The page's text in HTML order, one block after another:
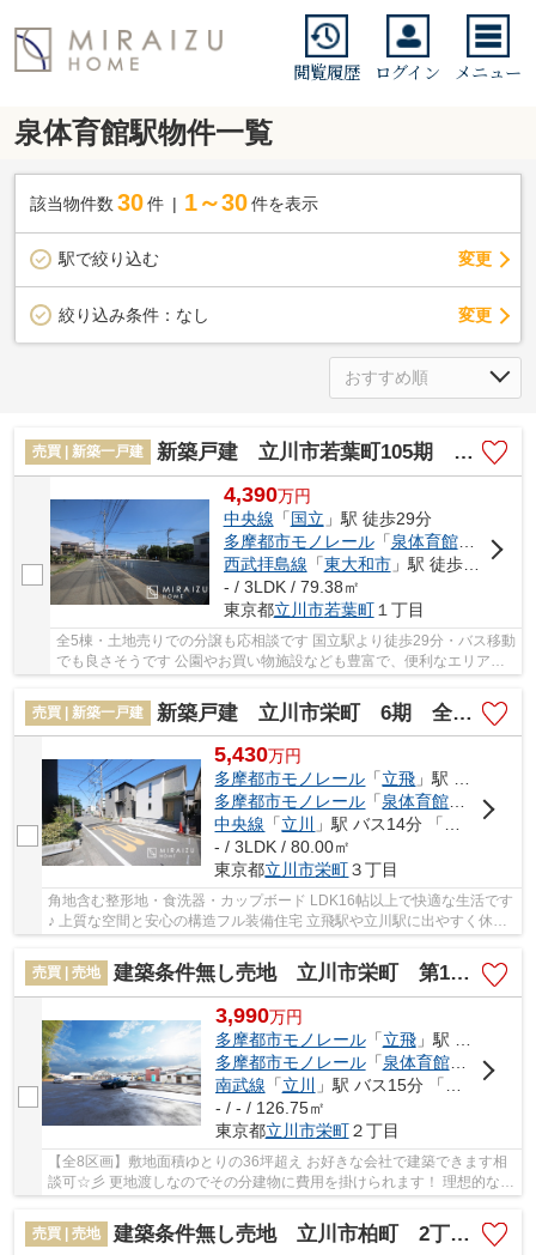
閲覧履歴 ログイン メニュー
泉体育館駅物件一覧
該当物件数 30件 1～30 件を表示
駅で絞り込む 変更
絞り込み条件： なし 変更
売買 | 新築一戸建 新築戸建 立川市若葉町105期 全5棟
4,390万円
中央線 「国立 」駅 徒歩29分
多摩都市モノレール「泉体育館」駅 徒歩
西武拝島線 「東大和市」駅 徒歩29分
- / 3LDK / 79.38㎡
東京都立川市若葉町１丁目
全5棟・土地売りでの分譲も応相談です 国立駅より徒歩29分・バス移動
でも良さそうです 公園やお買い物施設なども豊富で、便利なエリアで
す
売買 | 新築一戸建
新築戸建 立川市栄町 6期 全2棟
5,430万円
多摩都市モノレール 「立飛 」駅 徒歩15分
多摩都市モノレール 「泉体育館」駅 徒歩
中央線 「立川
」駅 バス14分 「栄町三丁目（立川市）」 停歩4分
- / 3LDK / 80.00㎡
東京都立川市栄町３丁目
角地含む整形地・食洗器・カップボード LDK16帖以上で快適な生活です
♪ 上質な空間と安心の構造フル装備住宅 立飛駅や立川駅に出やすく休日
売買 | 売地
建築条件無し売地 立川市栄町 第12 全8区画
3,990万円
多摩都市モノレール「立飛」駅 徒歩20分
多摩都市モノレール「泉体育館」駅 徒歩
南武線 「立川
」駅 バス15分 「昭和第一学園」 停歩4分
- / - / 126.75㎡
東京都立川市栄町２丁目
【全8区画】敷地面積ゆとりの36坪超え お好きな会社で建築できます相
談可☆彡 更地渡しなのでその分建物に費用を掛けられます！ 理想的なマ
売買 | 売地
建築条件無し売地 立川市柏町 2丁目 全2区画